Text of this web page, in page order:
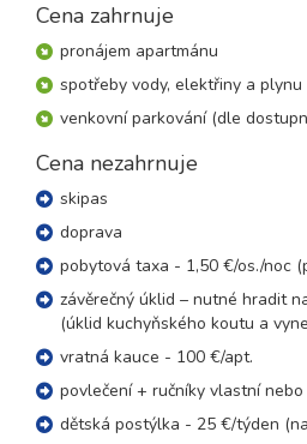
sobota - sobota
20.02. - 27.02.27
sobota - sobota
27.02. - 06.03.27
sobota - sobota
06.03. - 13.03.27
sobota - sobota
13.03. - 20.03.27
sobota - sobota
20.03. - 27.03.27
27.03. - 03.04.27
sobota - sobota
Cena zahrnuje
pronájem apartmánu
spotřeby vody, elektřiny a plynu
venkovní parkování (dle
Cena nezahrnuje
skipas
doprava
pobytová taxa - 1,50 €/os./noc
závěrečný úklid – nutné hradit
(úklid kuchyňského koutu a
vratná kauce - 100 €/apt.
povlečení + ručníky vlastní
dětská postýlka - 25 €/týden